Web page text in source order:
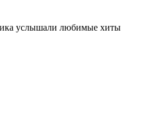
услышали любимые хиты